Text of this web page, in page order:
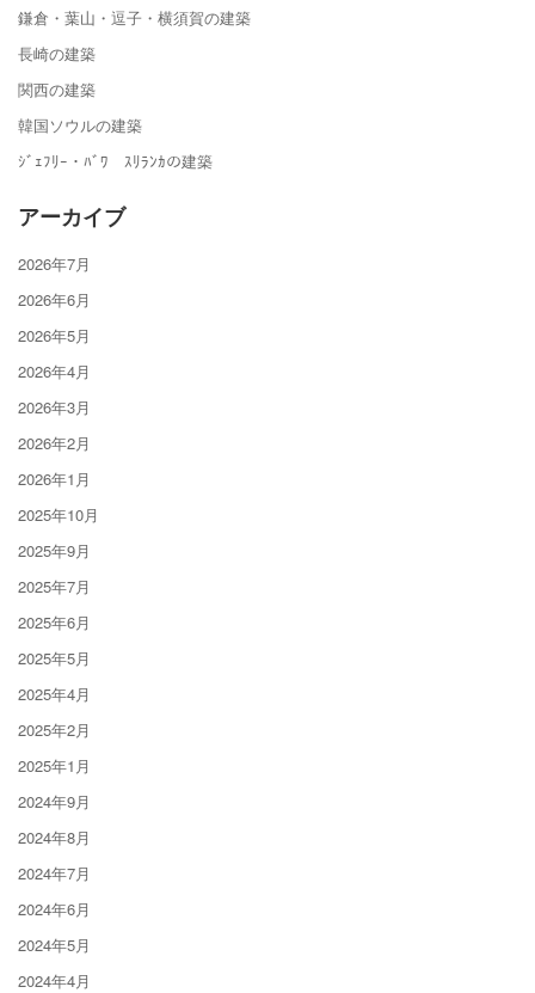
鎌倉・葉山・逗子・横須賀の建築
長崎の建築
関西の建築
韓国ソウルの建築
ｼﾞｪﾌﾘｰ・ﾊﾞﾜ ｽﾘﾗﾝｶの建築
アーカイブ
2026年7月
2026年6月
2026年5月
2026年4月
2026年3月
2026年2月
2026年1月
2025年10月
2025年9月
2025年7月
2025年6月
2025年5月
2025年4月
2025年2月
2025年1月
2024年9月
2024年8月
2024年7月
2024年6月
2024年5月
2024年4月